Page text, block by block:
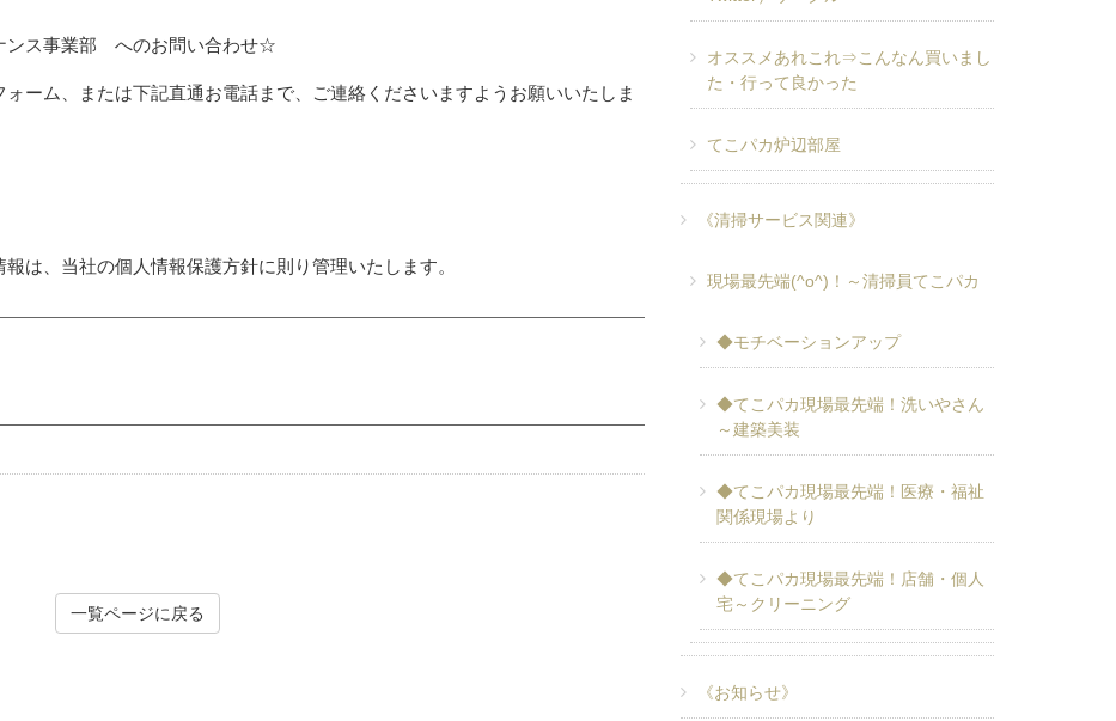
ンス事業部 へのお問い合わせ☆
ーム、または下記直通お電話まで、ご連絡くださいますようお願いいたしま
は、当社の個人情報保護方針に則り管理いたします。
一覧ページに戻る
オススメあれこれ⇒こんなん買いまし
た・行って良かった
てこパカ炉辺部屋
《清掃サービス関連》
現場最先端(^o^)！～清掃員てこパカ
◆モチベーションアップ
◆てこパカ現場最先端！洗いやさん
～建築美装
◆てこパカ現場最先端！医療・福祉
関係現場より
◆てこパカ現場最先端！店舗・個人
宅～クリーニング
《お知らせ》